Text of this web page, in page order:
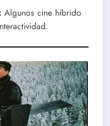
Algunos cine híbrido